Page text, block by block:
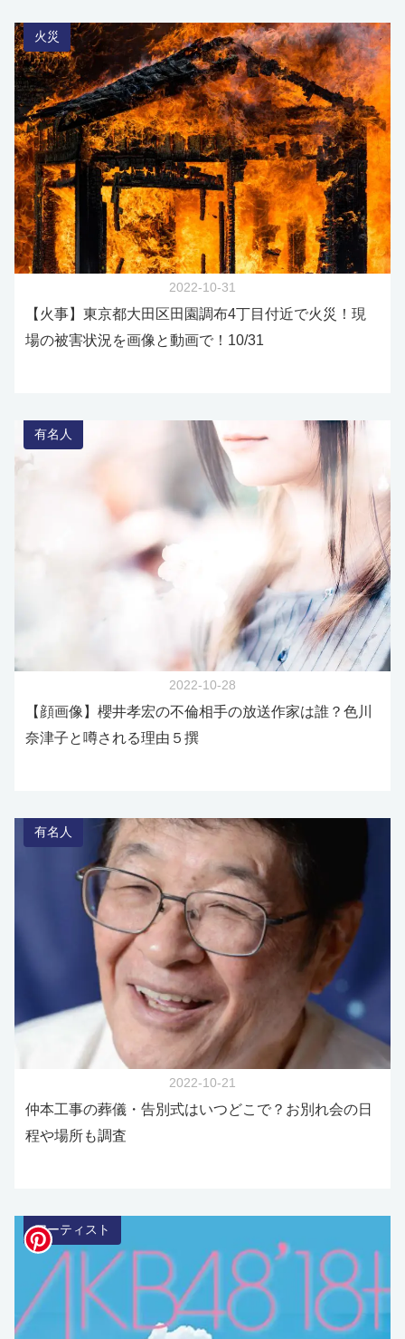
火災
2022-10-31
【火事】東京都大田区田園調布4丁目付近で火災！現
場の被害状況を画像と動画で！10/31
有名人
2022-10-28
【顔画像】櫻井孝宏の不倫相手の放送作家は誰？色川
奈津子と噂される理由５撰
有名人
2022-10-21
仲本工事の葬儀・告別式はいつどこで？お別れ会の日
程や場所も調査
アーティスト